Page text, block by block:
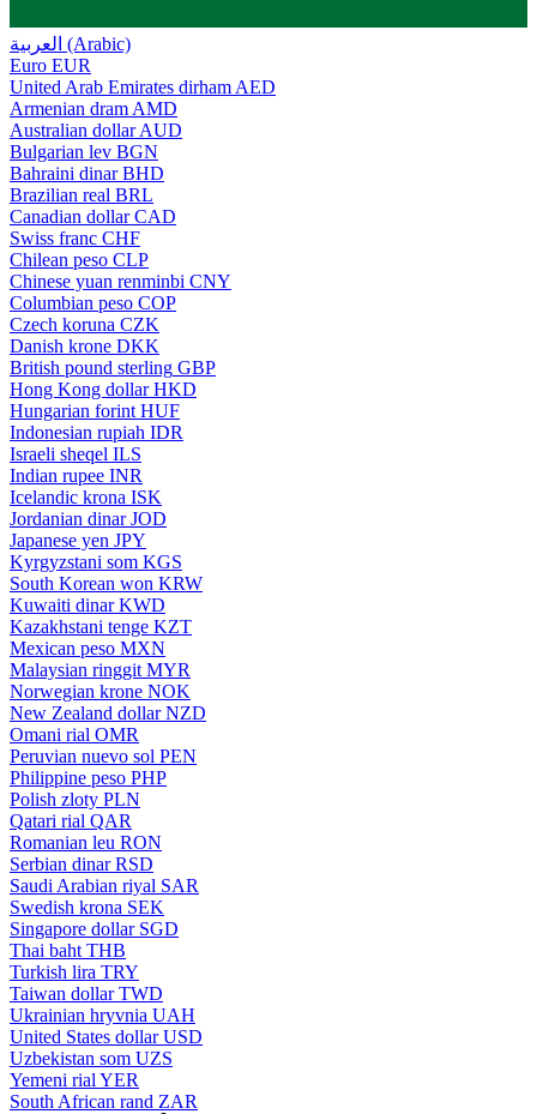
العربية (Arabic)
Euro EUR
United Arab Emirates dirham AED
Armenian dram AMD
Australian dollar AUD
Bulgarian lev BGN
Bahraini dinar BHD
Brazilian real BRL
Canadian dollar CAD
Swiss franc CHF
Chilean peso CLP
Chinese yuan renminbi CNY
Columbian peso COP
Czech koruna CZK
Danish krone DKK
British pound sterling GBP
Hong Kong dollar HKD
Hungarian forint HUF
Indonesian rupiah IDR
Israeli sheqel ILS
Indian rupee INR
Icelandic krona ISK
Jordanian dinar JOD
Japanese yen JPY
Kyrgyzstani som KGS
South Korean won KRW
Kuwaiti dinar KWD
Kazakhstani tenge KZT
Mexican peso MXN
Malaysian ringgit MYR
Norwegian krone NOK
New Zealand dollar NZD
Omani rial OMR
Peruvian nuevo sol PEN
Philippine peso PHP
Polish zloty PLN
Qatari rial QAR
Romanian leu RON
Serbian dinar RSD
Saudi Arabian riyal SAR
Swedish krona SEK
Singapore dollar SGD
Thai baht THB
Turkish lira TRY
Taiwan dollar TWD
Ukrainian hryvnia UAH
United States dollar USD
Uzbekistan som UZS
Yemeni rial YER
South African rand ZAR